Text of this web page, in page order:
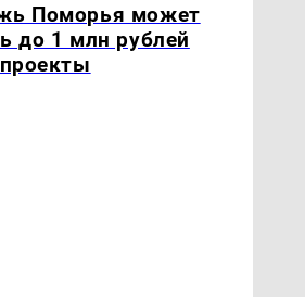
Поморья может
до 1 млн рублей